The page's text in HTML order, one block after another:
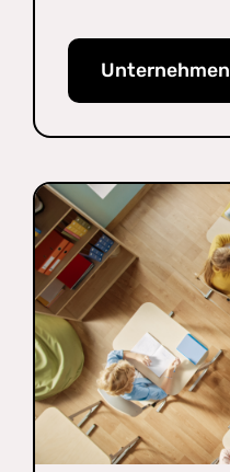
Unternehmen